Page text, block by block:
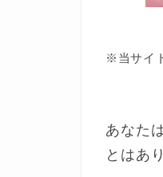
※当サイ
あなた
とはあ